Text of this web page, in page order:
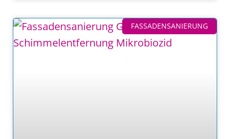
FASSADENSANIERUNG